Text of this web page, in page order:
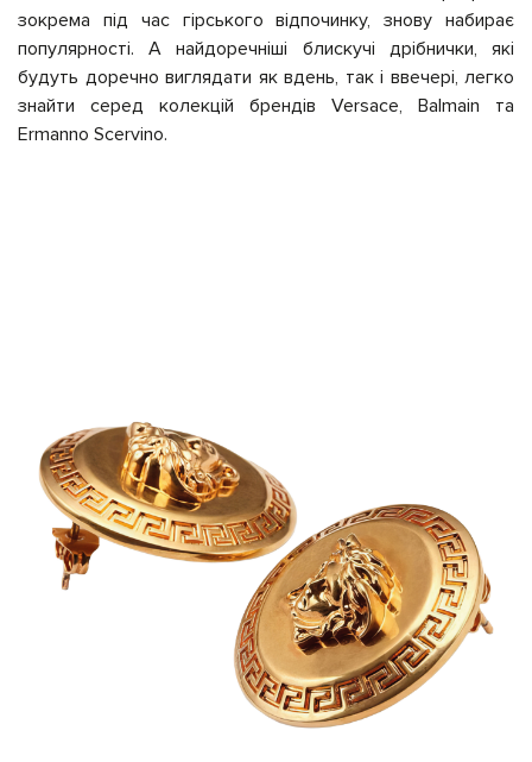
зокрема під час гірського відпочинку, знову набирає
популярності. А найдоречніші блискучі дрібнички, які
будуть доречно виглядати як вдень, так і ввечері, легко
знайти серед колекцій брендів Versace, Balmain та
Ermanno Scervino.